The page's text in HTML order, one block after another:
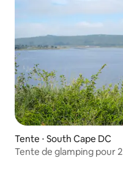
Tente ⋅ South Cape DC
Tente de glamping pour 2